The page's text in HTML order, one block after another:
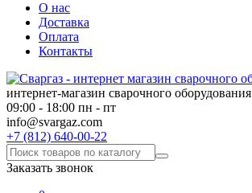
О нас
Доставка
Оплата
Контакты
интернет-магазин сварочного оборудования
09:00 - 18:00 пн - пт
info@svargaz.com
+7 (812) 640-00-22
Заказать звонок